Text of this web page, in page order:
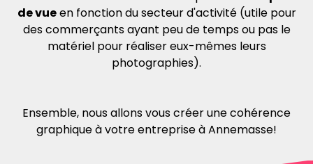
de vueen fonction du secteur d'activité (utile pour
des commerçants ayant peu de temps ou pas le
matériel pour réaliser eux-mêmes leurs
photographies).
Ensemble, nous allons vous créer une cohérence
graphique à votre entreprise à Annemasse!